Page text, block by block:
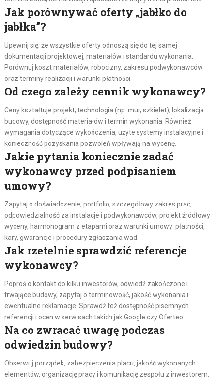
Jak porównywać oferty „jabłko do
jabłka”?
Upewnij się, że wszystkie oferty odnoszą się do tej samej
dokumentacji projektowej, materiałów i standardu wykonania.
Porównuj koszt materiałów, robocizny, zakresu podwykonawców
oraz terminy realizacji i warunki płatności.
Od czego zależy cennik wykonawcy?
Ceny kształtuje projekt, technologia (np. mur, szkielet), lokalizacja
budowy, dostępność materiałów i termin wykonania. Również
wymagania dotyczące wykończenia, użyte systemy instalacyjne i
konieczność pozyskania pozwoleń wpływają na wycenę.
Jakie pytania koniecznie zadać
wykonawcy przed podpisaniem
umowy?
Zapytaj o doświadczenie, portfolio, szczegółowy zakres prac,
odpowiedzialność za instalacje i podwykonawców, projekt źródłowy
wyceny, harmonogram z etapami oraz warunki umowy: płatności,
kary, gwarancje i procedury zgłaszania wad.
Jak rzetelnie sprawdzić referencje
wykonawcy?
Poproś o kontakt do kilku inwestorów, odwiedź zakończone i
trwające budowy, zapytaj o terminowość, jakość wykonania i
ewentualne reklamacje. Sprawdź też dostępność pisemnych
referencji i ocen w serwisach takich jak Google czy Oferteo.
Na co zwracać uwagę podczas
odwiedzin budowy?
Obserwuj porządek, zabezpieczenia placu, jakość wykonanych
elementów, organizację pracy i komunikację zespołu z inwestorem.